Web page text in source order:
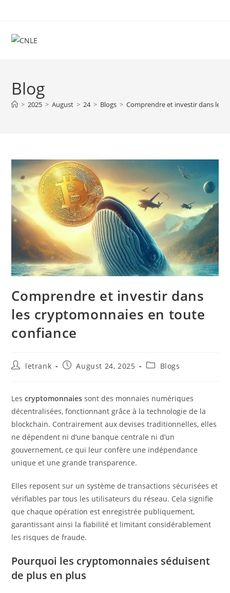
content
Blog
> 2025 > August > 24 > Blogs > Comprendre et investir dans les
Comprendre et investir dans
les cryptomonnaies en toute
confiance
Postletrank
PostAugust 24, 2025
PostBlogs
Lescryptomonnaies sont des monnaies numériques
décentralisées, fonctionnant grâce à la technologie de la
blockchain. Contrairement aux devises traditionnelles, elles
ne dépendent ni d’une banque centrale ni d’un
gouvernement, ce qui leur confère une indépendance
unique et une grande transparence.
Elles reposent sur un système de transactions sécurisées et
vérifiables par tous les utilisateurs du réseau. Cela signifie
que chaque opération est enregistrée publiquement,
garantissant ainsi la fiabilité et limitant considérablement
les risques de fraude.
Pourquoi les cryptomonnaies séduisent
de plus en plus